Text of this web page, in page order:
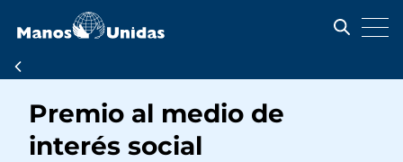
contenido
principal
Ruta
de
navegación
Premio al medio de
interés social